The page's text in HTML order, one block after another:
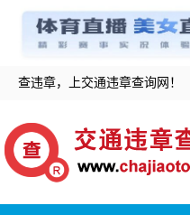
查违章，上交通违章查询网！